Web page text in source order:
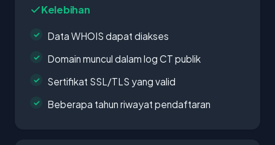
Kelebihan
Data WHOIS dapat diakses
Domain muncul dalam log CT publik
Sertifikat SSL/TLS yang valid
Beberapa tahun riwayat pendaftaran